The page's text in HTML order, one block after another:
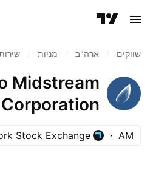
שווקים ארה"ב‏ מניות‏
Midstream
Corporation
AM
Stock Exchange